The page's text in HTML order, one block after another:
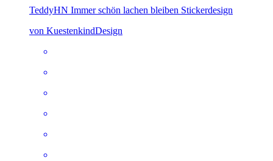
TeddyHN Immer schön lachen bleiben Stickerdesign
von KuestenkindDesign